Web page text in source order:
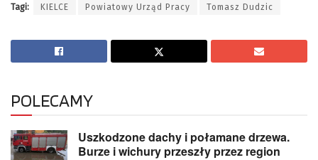
Tagi: KIELCE Powiatowy Urząd Pracy Tomasz Dudzic
POLECAMY
Uszkodzone dachy i połamane drzewa.
Burze i wichury przeszły przez region